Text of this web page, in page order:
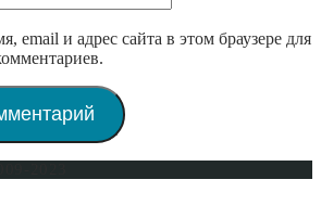
email и адрес сайта в этом браузере для